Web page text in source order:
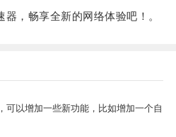
，畅享全新的网络体验吧！。
可以增加一些新功能，比如增加一个自